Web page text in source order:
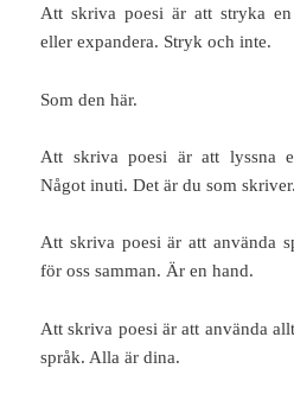
Att skriva poesi är att stryka
eller expandera. Stryk och inte.
Som den här.
Att skriva poesi är att lyssna
Något inuti. Det är du som skriver.
Att skriva poesi är att använda
för oss samman. Är en hand.
Att skriva poesi är att använda
språk. Alla är dina.